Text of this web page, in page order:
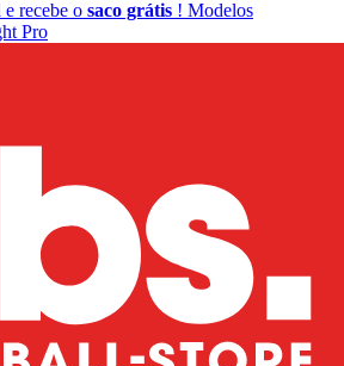
recebe o saco grátis ! Modelos
Pro